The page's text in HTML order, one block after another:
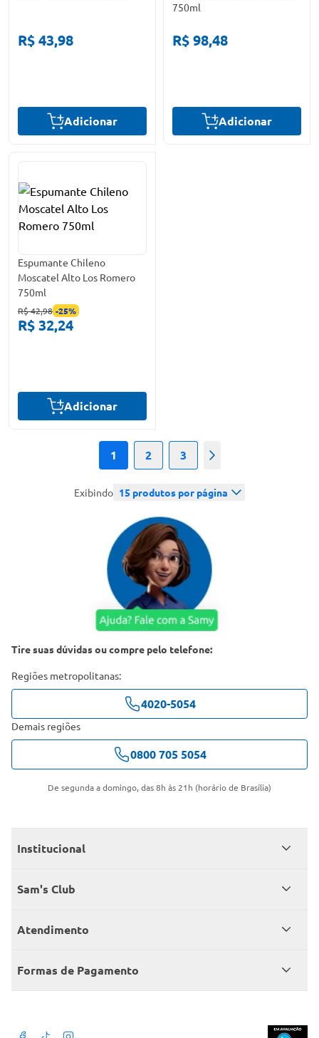
R$ 43,98
Adicionar
750ml
R$ 98,48
Adicionar
Espumante Chileno
Moscatel Alto Los Romero
750ml
R$ 42,98 -25%
R$ 32,24
Adicionar
1 2 3 Próximo
Exibindo 15 produtos por página
Tire suas dúvidas ou compre pelo telefone:
Regiões metropolitanas:
4020-5054
Demais regiões
0800 705 5054
De segunda a domingo, das 8h às 21h (horário de Brasília)
Institucional
Quem somos
Encontre um Clube
Sam's Club
Seja sócio
Member’s Mark
Atendimento
Fale conosco
Atendimento em libras
Formas de Pagamento